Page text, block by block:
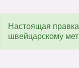
Настоящая
швейцарскому